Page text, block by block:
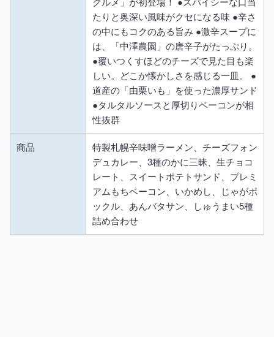
たりと奥深い風味がクセになる味 ●辛さ
の中にもコクのある旨み ●激辛スープに
は、「中澤農園」の唐辛子がたっぷり。
●覆いつくすほどのチーズで見た目も楽
しい。どこか懐かしさを感じる一皿。 ●
道産の「由栗いも」を使った濃厚サンド
●タルタルソースと厚切りベーコンが相
性抜群
商品
特製札幌辛味噌ラーメン、チーズフォン
デュカレー、3種のかに三昧、生チョコ
レート、スイートポテトサンド、プレミ
アムもちベーコン、いかめし、じゃがポ
ックル、あんバタサン、しゅうまい5種
詰め合わせ